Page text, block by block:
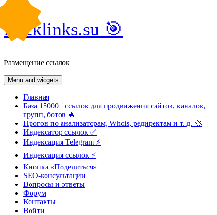
to
content
Backlinks.su 🎯
Размещение ссылок
Menu and widgets
Главная
База 15000+ ссылок для продвижения сайтов, каналов,
групп, ботов 🔥
Прогон по анализаторам, Whois, редиректам и т. д. 🚀
Индексатор ссылок ✅
Индексация Telegram ⚡️
Индексация ссылок ⚡️
Кнопка «Поделиться»
SEO-консультации
Вопросы и ответы
Форум
Контакты
Войти